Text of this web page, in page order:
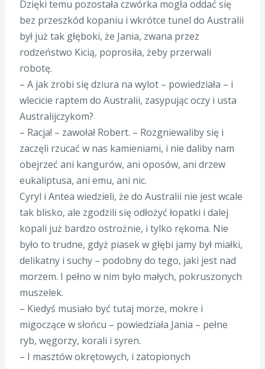
Dzięki temu pozostała czwórka mogła oddać się
bez przeszkód kopaniu i wkrótce tunel do Australii
był już tak głęboki, że Jania, zwana przez
rodzeństwo Kicią, poprosiła, żeby przerwali
robotę.
– A jak zrobi się dziura na wylot – powiedziała – i
wlecicie raptem do Australii, zasypując oczy i usta
Australijczykom?
– Racja! – zawołał Robert. – Rozgniewaliby się i
zaczęli rzucać w nas kamieniami, i nie daliby nam
obejrzeć ani kangurów, ani oposów, ani drzew
eukaliptusa, ani emu, ani nic.
Cyryl i Antea wiedzieli, że do Australii nie jest wcale
tak blisko, ale zgodzili się odłożyć łopatki i dalej
kopali już bardzo ostrożnie, i tylko rękoma. Nie
było to trudne, gdyż piasek w głębi jamy był miałki,
delikatny i suchy – podobny do tego, jaki jest nad
morzem. I pełno w nim było małych, pokruszonych
muszelek.
– Kiedyś musiało być tutaj morze, mokre i
migoczące w słońcu – powiedziała Jania – pełne
ryb, węgorzy, korali i syren.
– I masztów okrętowych, i zatopionych